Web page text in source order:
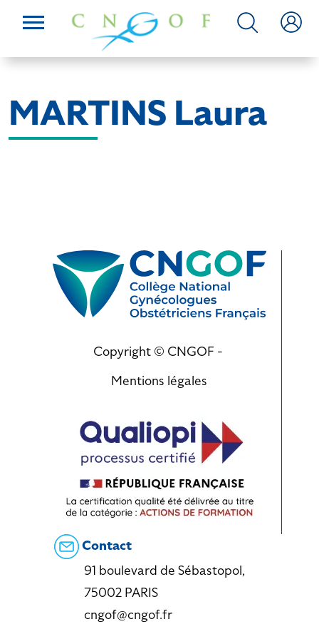
MARTINS Laura
Copyright © CNGOF -
Mentions légales
Contact
91 boulevard de Sébastopol,
75002 PARIS
cngof@cngof.fr